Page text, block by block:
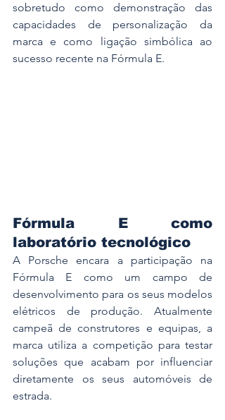
sobretudo como demonstração das
capacidades de personalização da
marca e como ligação simbólica ao
sucesso recente na Fórmula E.
Fórmula E como
laboratório tecnológico
A Porsche encara a participação na
Fórmula E como um campo de
desenvolvimento para os seus modelos
elétricos de produção. Atualmente
campeã de construtores e equipas, a
marca utiliza a competição para testar
soluções que acabam por influenciar
diretamente os seus automóveis de
estrada.